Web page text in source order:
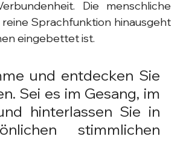
Die menschliche
Sprachfunktion hinausgeht
eingebettet ist.
und entdecken Sie
Sei es im Gesang, im
hinterlassen Sie in
stimmlichen